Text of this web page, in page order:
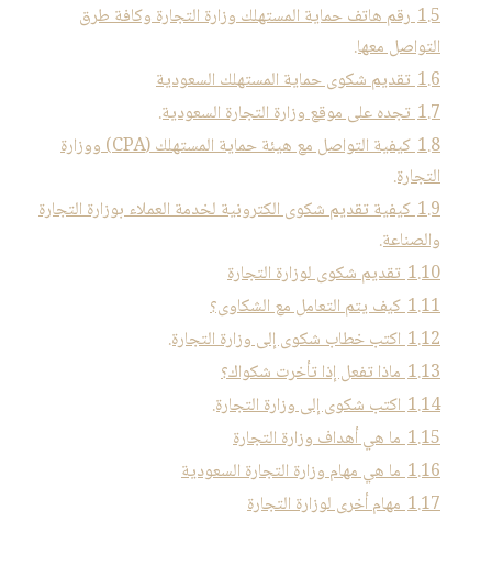
1.5 رقم هاتف حماية المستهلك وزارة التجارة وكافة طرق
التواصل معها.
1.6 تقديم شكوى حماية المستهلك السعودية
1.7 تجده على موقع وزارة التجارة السعودية.
1.8
كيفية التواصل مع هيئة حماية المستهلك (CPA) ووزارة
التجارة.
1.9 كيفية تقديم شكوى الكترونية لخدمة العملاء بوزارة التجارة
والصناعة.
1.10 تقديم شكوى لوزارة التجارة
1.11 كيف يتم التعامل مع الشكاوى؟
1.12 اكتب خطاب شكوى إلى وزارة التجارة.
1.13 ماذا تفعل إذا تأخرت شكواك؟
1.14 اكتب شكوى إلى وزارة التجارة.
1.15 ما هي أهداف وزارة التجارة
1.16 ما هي مهام وزارة التجارة السعودية
1.17 مهام أخرى لوزارة التجارة